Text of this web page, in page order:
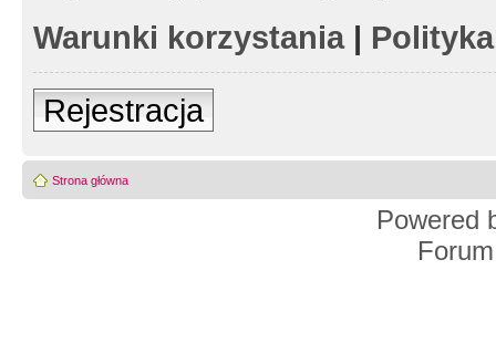
Warunki korzystania|
Rejestracja
Strona główna
Powered